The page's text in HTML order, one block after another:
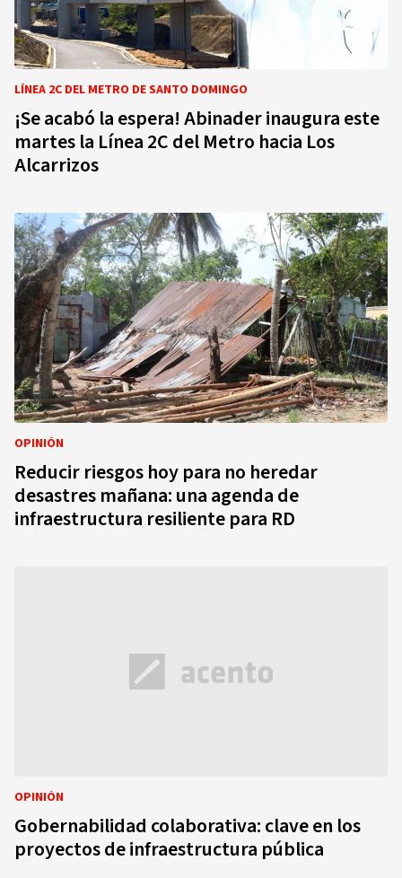
LÍNEA 2C DEL METRO DE SANTO DOMINGO
¡Se acabó la espera! Abinader inaugura este
martes la Línea 2C del Metro hacia Los
Alcarrizos
OPINIÓN
Reducir riesgos hoy para no heredar
desastres mañana: una agenda de
infraestructura resiliente para RD
OPINIÓN
Gobernabilidad colaborativa: clave en los
proyectos de infraestructura pública